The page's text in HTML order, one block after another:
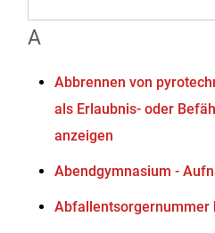
A
Abbrennen von
als Erlaubnis- oder
anzeigen
Abendgymnasium -
Abfallentsorgernummer